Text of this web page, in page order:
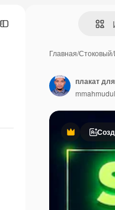
Главная/Стоковый/
Премиум
плакат